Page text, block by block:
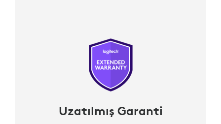
Uzatılmış Garanti